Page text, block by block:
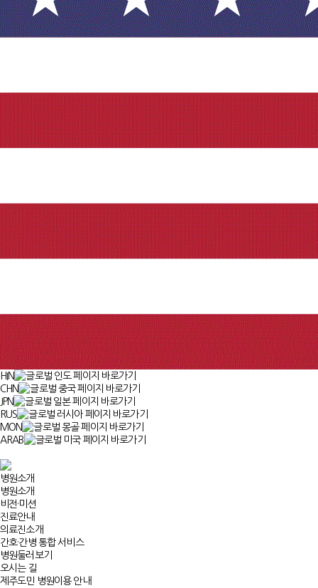
HIN
CHN
JPN
RUS
MON
ARAB
병원소개
병원소개
비전·미션
진료안내
의료진소개
간호·간병 통합 서비스
병원둘러보기
오시는 길
제주도민 병원이용 안내